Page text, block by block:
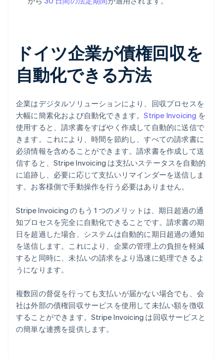
ドイツ企業が債権回収を
自動化できる方法
企業はデジタルソリューションにより、回収プロセスを
大幅に簡素化および自動化できます。Stripe Invoicing を
使用すると、請求書をすばやく作成して自動的に送信で
きます。これにより、時間を節約し、すべての請求書に
必須情報を含めることができます。請求書を作成して送
信すると、Stripe Invoicing は支払いステータスを自動的
に追跡し、必要に応じて支払いリマインダーを送信しま
す。お客様側で手動操作を行う必要はありません。
Stripe Invoicing のもう 1 つのメリットは、期日超過の通
知プロセスを完全に自動化できることです。請求書の期
日を超過した場合、システムは自動的に期日超過の通知
を送信します。これにより、企業の管理上の負担を軽減
すると同時に、未払いの請求をより迅速に処理できるよ
うになります。
複数回の督促を行っても支払いが届かない場合でも、会
社は外部の債権回収サービスを使用して未払い額を徴収
することができます。Stripe Invoicing は回収サービスと
の簡単な連携を提供します。